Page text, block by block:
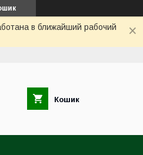
в ближайший рабочий
Кошик